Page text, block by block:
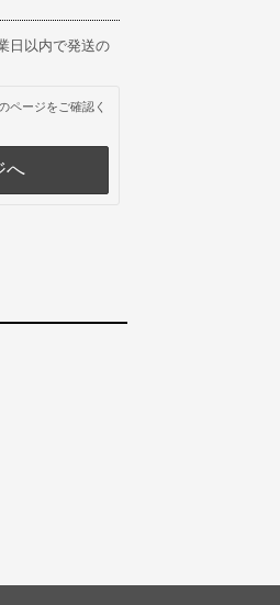
日以内で発送の
ページをご確認く
へ